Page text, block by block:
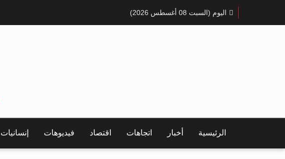
اليوم (السبت 08 أغسطس 2026)
الرئيسية أخبار اتجاهات اقتصاد فيديوهات إنسانيات